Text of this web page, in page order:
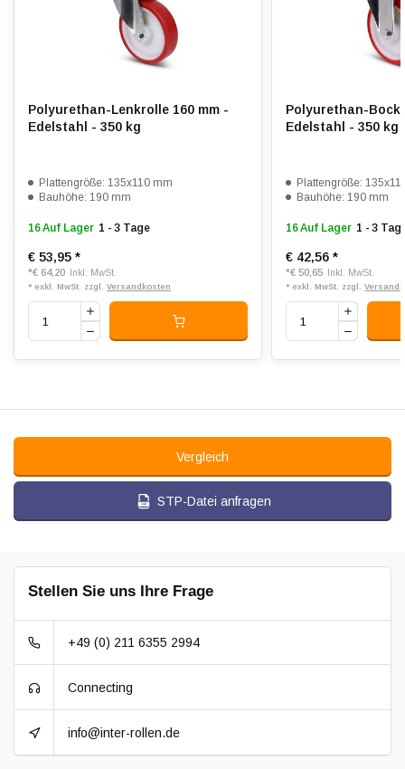
Verschleißfest:
Temperatur:
Passend für: Glatte bis unebene Böden
Polyurethan-Lenkrolle 160 mm -
Edelstahl - 350 kg
Plattengröße: 135x110 mm
Bauhöhe: 190 mm
16 Auf Lager 1 - 3 Tage
€ 53,95 *
*€ 64,20 Inkl. MwSt.
* exkl. MwSt. zzgl. Versandkosten
Polyurethan-
Edelstahl - 350 kg
Plattengröße:
Bauhöhe: 190 mm
16 Auf Lager 1 - 3
€ 42,56*
*€ 50,65 Inkl. MwSt.
* exkl. MwSt. zzgl.
Vergleich
STP-Datei anfragen
Stellen Sie uns Ihre Frage
+49 (0) 211 6355 2994
Connecting
info@inter-rollen.de